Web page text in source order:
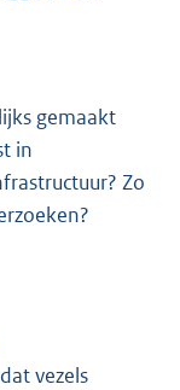
gemaakt
in
Zo
vezels